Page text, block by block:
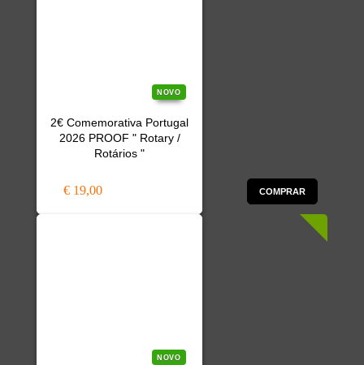
NOVO
2€ Comemorativa Portugal
2026 PROOF " Rotary /
Rotários "
€ 19,00 COMPRAR
NOVO